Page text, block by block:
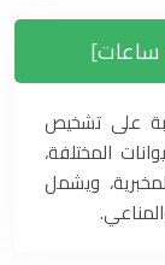
على تشخيص
المختلفة،
ويشمل